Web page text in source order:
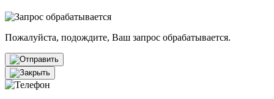
Пожалуйста, подождите, Ваш запрос обрабатывается.